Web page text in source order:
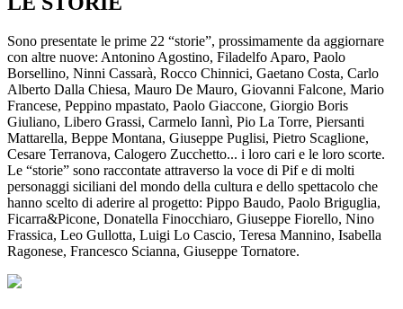
Sono presentate le prime 22 “storie”, prossimamente da aggiornare
con altre nuove: Antonino Agostino, Filadelfo Aparo, Paolo
Borsellino, Ninni Cassarà, Rocco Chinnici, Gaetano Costa, Carlo
Alberto Dalla Chiesa, Mauro De Mauro, Giovanni Falcone, Mario
Francese, Peppino mpastato, Paolo Giaccone, Giorgio Boris
Giuliano, Libero Grassi, Carmelo Iannì, Pio La Torre, Piersanti
Mattarella, Beppe Montana, Giuseppe Puglisi, Pietro Scaglione,
Cesare Terranova, Calogero Zucchetto... i loro cari e le loro scorte.
Le “storie” sono raccontate attraverso la voce di Pif e di molti
personaggi siciliani del mondo della cultura e dello spettacolo che
hanno scelto di aderire al progetto: Pippo Baudo, Paolo Briguglia,
Ficarra&Picone, Donatella Finocchiaro, Giuseppe Fiorello, Nino
Frassica, Leo Gullotta, Luigi Lo Cascio, Teresa Mannino, Isabella
Ragonese, Francesco Scianna, Giuseppe Tornatore.